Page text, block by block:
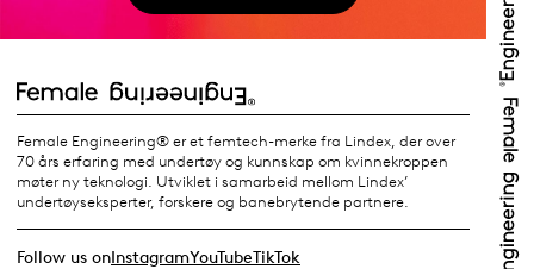
Female Engineering® er et femtech-merke fra Lindex, der over
70 års erfaring med undertøy og kunnskap om kvinnekroppen
møter ny teknologi. Utviklet i samarbeid mellom Lindex’
undertøyseksperter, forskere og banebrytende partnere.
Follow us onInstagramYouTubeTikTok